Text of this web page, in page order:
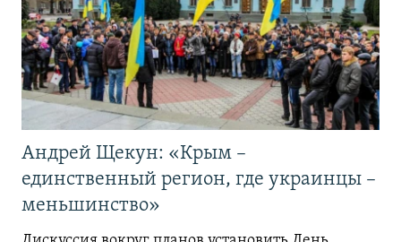
Андрей Щекун: «Крым –
единственный регион, где украинцы –
меньшинство»